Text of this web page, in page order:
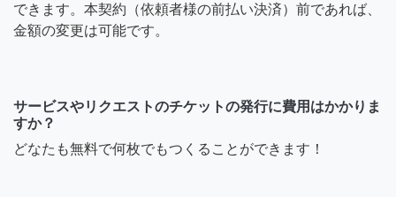
できます。本契約（依頼者様の前払い決済）前であれば、
金額の変更は可能です。
サービスやリクエストのチケットの発行に費用はかかりま
すか？
どなたも無料で何枚でもつくることができます！